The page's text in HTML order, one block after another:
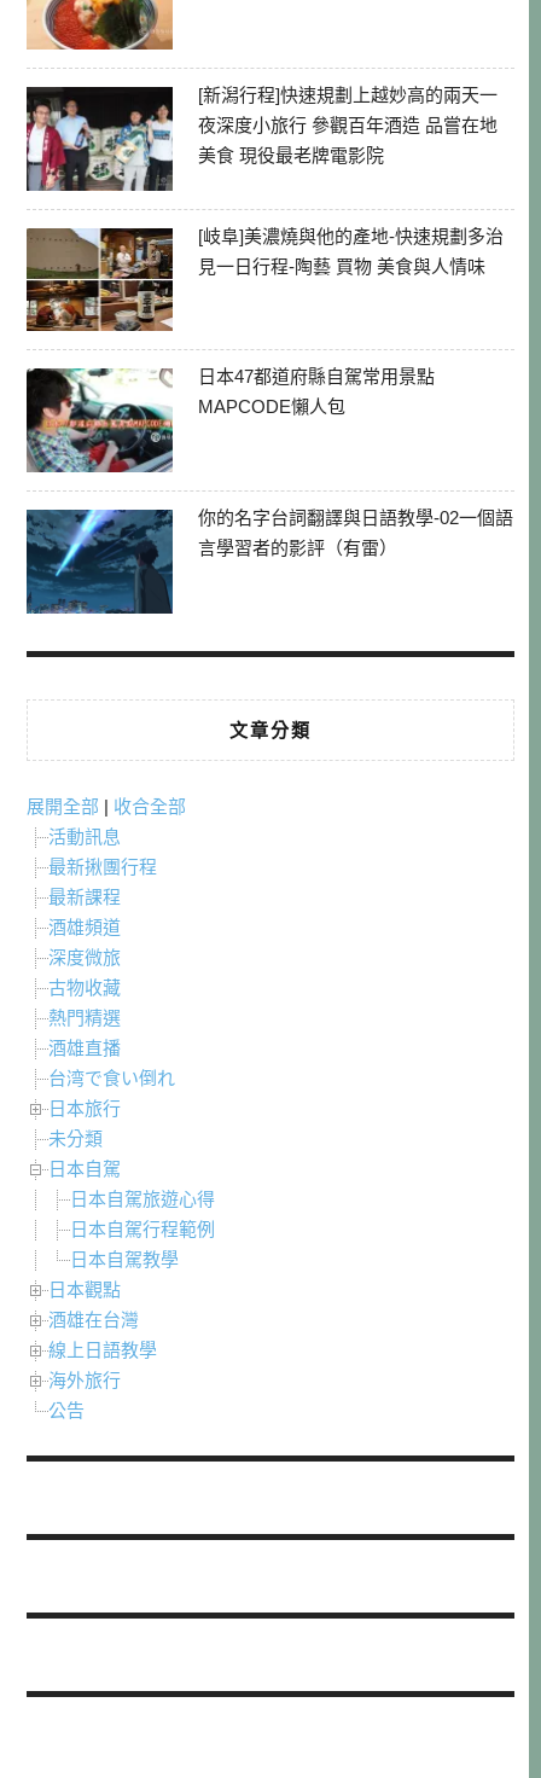
[新潟行程]快速規劃上越妙高的兩天一
夜深度小旅行 參觀百年酒造 品嘗在地
美食 現役最老牌電影院
[岐阜]美濃燒與他的產地-快速規劃多治
見一日行程-陶藝 買物 美食與人情味
日本47都道府縣自駕常用景點
MAPCODE懶人包
你的名字台詞翻譯與日語教學-02一個語
言學習者的影評（有雷）
文章分類
展開全部 | 收合全部
活動訊息
最新揪團行程
最新課程
酒雄頻道
深度微旅
古物收藏
熱門精選
酒雄直播
台湾で食い倒れ
日本旅行
未分類
日本自駕
日本自駕旅遊心得
日本自駕行程範例
日本自駕教學
日本觀點
酒雄在台灣
線上日語教學
海外旅行
公告